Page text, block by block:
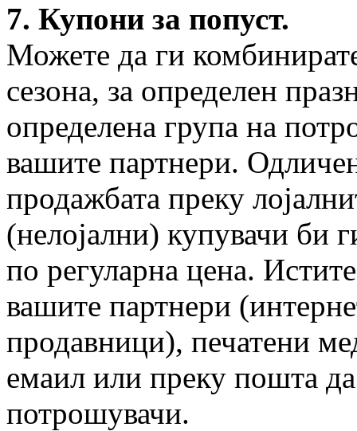
7. Купони за попуст.
Можете да ги
сезона, за определен
определена група на
вашите партнери.
продажбата преку
(нелојални) купувачи би
по регуларна цена.
вашите партнери
продавници), печатени
емаил или преку пошта
потрошувачи.